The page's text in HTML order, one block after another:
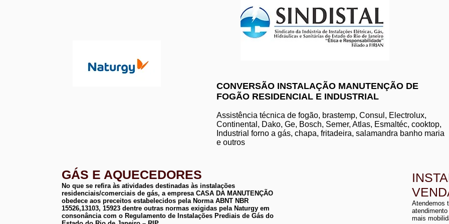
instalação de
conserto de aquecedor
manutenção de
instalação de
CONVERSÃO INSTALAÇÃO MANUTENÇÃO DE
FOGÃO RESIDENCIAL E INDUSTRIAL
Assistência técnica de fogão, brastemp, Consul, Electrolux,
Continental, Dako, Ge, Bosch, Semer, Atlas, Esmaltéc, cooktop,
Industrial forno a gás, chapa, fritadeira, salamandra banho maria
e outros
GÁS E AQUECEDORES
No que se refira às atividades destinadas às instalações
residenciais/comerciais de gás, a empresa CASA DA MANUTENÇÃO
obedece aos preceitos estabelecidos pela Norma ABNT NBR
15526,13103, 15923 dentre outras normas exigidas pela Naturgy em
consonância com o Regulamento de Instalações Prediais de Gás do
Atendemos
mais